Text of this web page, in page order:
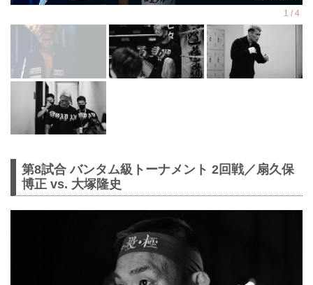
第8試合 バンタム級トーナメント 2回戦／扇久保
博正 vs. 大塚隆史